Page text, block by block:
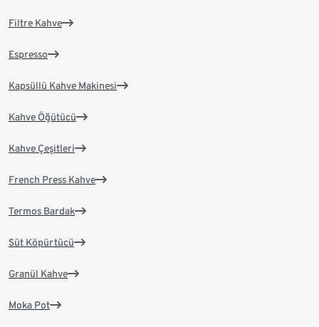
Filtre Kahve
Espresso
Kapsüllü Kahve Makinesi
Kahve Öğütücü
Kahve Çeşitleri
French Press Kahve
Termos Bardak
Süt Köpürtücü
Granül Kahve
Moka Pot